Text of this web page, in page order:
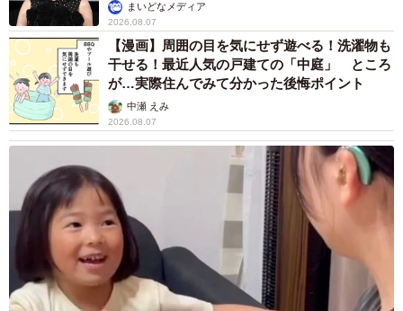
まいどなメディア
2026.08.07
【漫画】周囲の目を気にせず遊べる！洗濯物も
干せる！最近人気の戸建ての「中庭」 ところ
が…実際住んでみて分かった後悔ポイント
中瀬 えみ
2026.08.07